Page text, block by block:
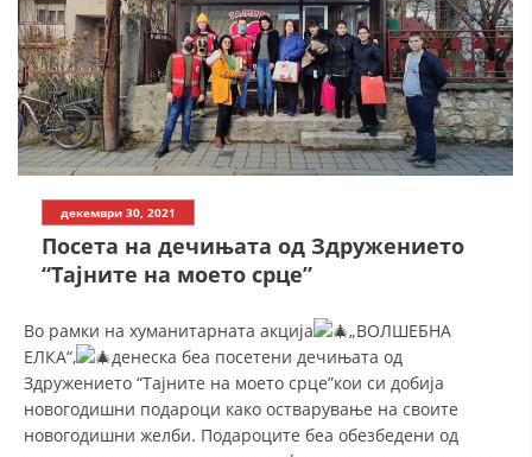
ИСТОРИЈАТ НА ЦКРМ
ИСТОРИЈАТ НА ДВИЖЕЊЕТО
СТРУКТУРА НА ОРГАНИЗАЦИЈАТА
КОНТАКТ ИНФОРМАЦИИ
ЧЛЕНСТВО ВО ПРОФЕСИОНАЛНИ ТЕЛА
ЗАКОН ЗА ЦКРМ
СТАТУТ НА ЦКРМ
декември 30, 2021
Посета на дечињата од Здружението
“Тајните на моето срце”
Во рамки на хуманитарната акција
„ВОЛШЕБНА
ЕЛКА“,
денеска беа посетени дечињата од
Здружението “Тајните на моето срце”кои си добија
новогодишни подароци како остварување на своите
новогодишни желби. Подароците беа обезбедени од